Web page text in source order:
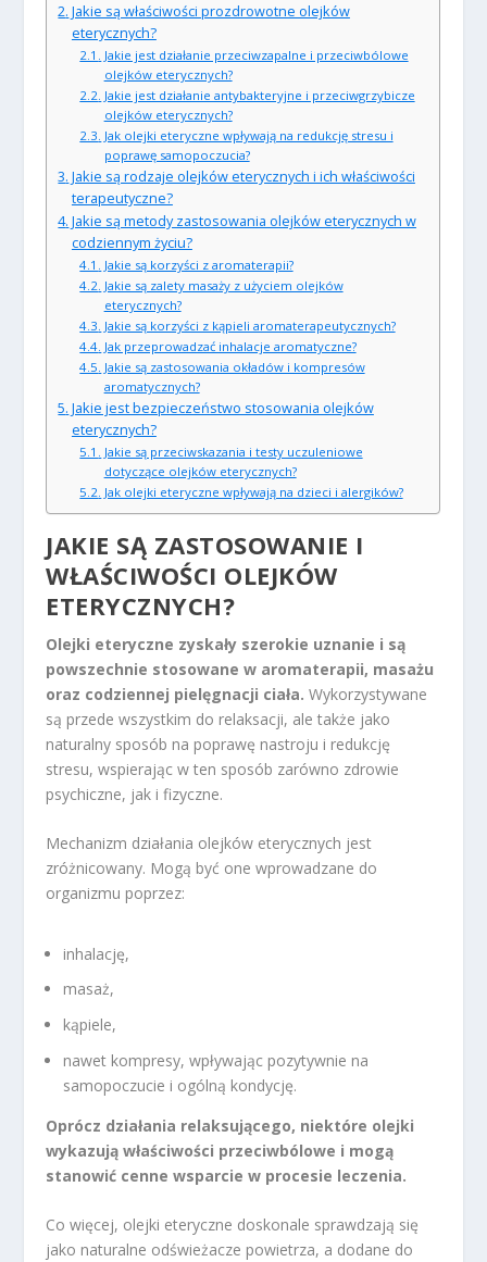
Jakie są właściwości prozdrowotne olejków
eterycznych?
Jakie jest działanie przeciwzapalne i przeciwbólowe
olejków eterycznych?
Jakie jest działanie antybakteryjne i przeciwgrzybicze
olejków eterycznych?
Jak olejki eteryczne wpływają na redukcję stresu i
poprawę samopoczucia?
Jakie są rodzaje olejków eterycznych i ich właściwości
terapeutyczne?
Jakie są metody zastosowania olejków eterycznych w
codziennym życiu?
Jakie są korzyści z aromaterapii?
Jakie są zalety masaży z użyciem olejków
eterycznych?
Jakie są korzyści z kąpieli aromaterapeutycznych?
Jak przeprowadzać inhalacje aromatyczne?
Jakie są zastosowania okładów i kompresów
aromatycznych?
Jakie jest bezpieczeństwo stosowania olejków
eterycznych?
Jakie są przeciwskazania i testy uczuleniowe
dotyczące olejków eterycznych?
Jak olejki eteryczne wpływają na dzieci i alergików?
JAKIE SĄ ZASTOSOWANIE I
WŁAŚCIWOŚCI OLEJKÓW
ETERYCZNYCH?
Olejki eteryczne zyskały szerokie uznanie i są
powszechnie stosowane w aromaterapii, masażu
oraz codziennej pielęgnacji ciała. Wykorzystywane
są przede wszystkim do relaksacji, ale także jako
naturalny sposób na poprawę nastroju i redukcję
stresu, wspierając w ten sposób zarówno zdrowie
psychiczne, jak i fizyczne.
Mechanizm działania olejków eterycznych jest
zróżnicowany. Mogą być one wprowadzane do
organizmu poprzez:
inhalację,
masaż,
kąpiele,
nawet kompresy, wpływając pozytywnie na
samopoczucie i ogólną kondycję.
Oprócz działania relaksującego, niektóre olejki
wykazują właściwości przeciwbólowe i mogą
stanowić cenne wsparcie w procesie leczenia.
Co więcej, olejki eteryczne doskonale sprawdzają się
jako naturalne odświeżacze powietrza, a dodane do